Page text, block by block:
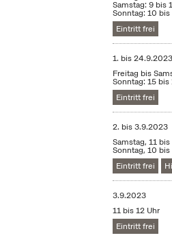
Samstag: 9 bis
Sonntag: 10 bis
Eintritt frei
1. bis24.9.2023
Freitag bis
Sonntag: 15 bis
Eintritt frei
2. bis3.9.2023
Samstag, 11 bis
Sonntag, 10 bis
Eintritt frei
3.9.2023
11 bis 12 Uhr
Eintritt frei